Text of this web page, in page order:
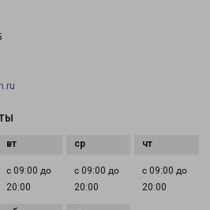
с 09:00 до
20:00
с 09:00 до
20:00
с 09:00 до
20:00